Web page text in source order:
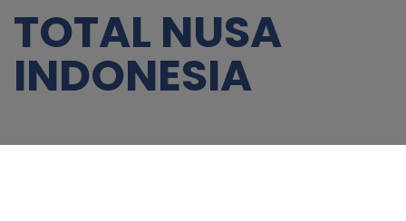
TOTAL NUSA
INDONESIA